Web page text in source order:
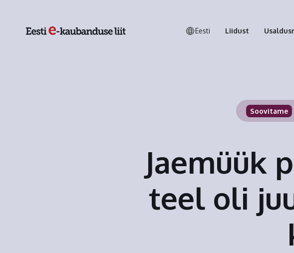
Eesti Liidust
Soovitame
Jaemüük
teel oli